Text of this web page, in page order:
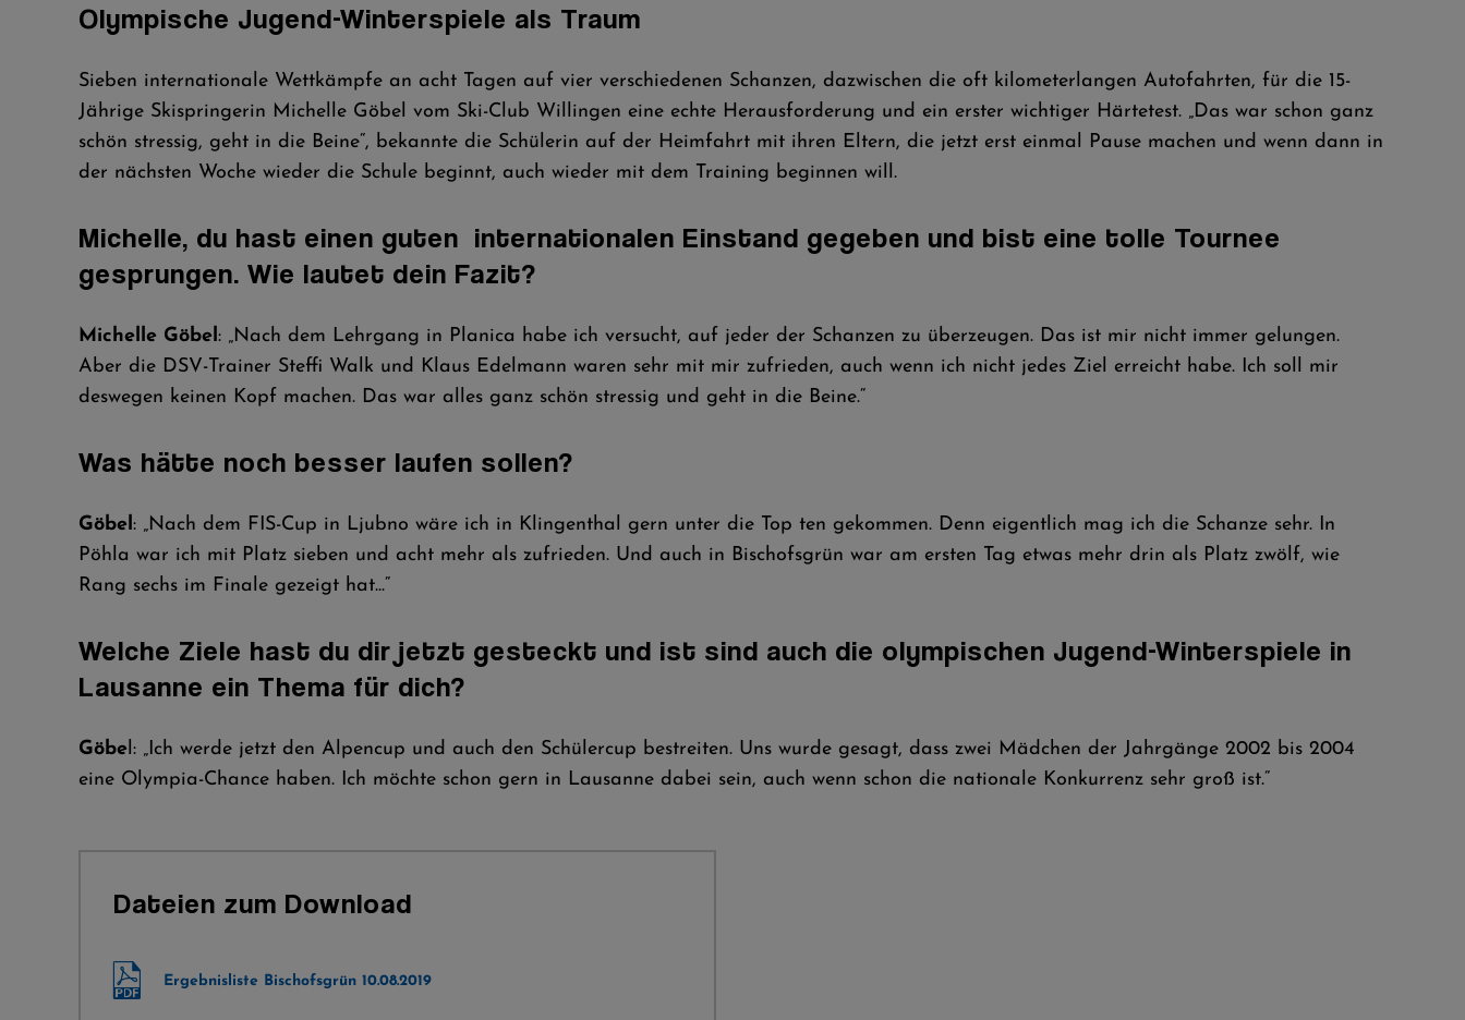
Olympische Jugend-Winterspiele als Traum
Sieben internationale Wettkämpfe an acht Tagen auf vier verschiedenen Schanzen, dazwischen die oft kilometerlangen Autofahrten, für die 15-
Jährige Skispringerin Michelle Göbel vom Ski-Club Willingen eine echte Herausforderung und ein erster wichtiger Härtetest. „Das war schon ganz
schön stressig, geht in die Beine“, bekannte die Schülerin auf der Heimfahrt mit ihren Eltern, die jetzt erst einmal Pause machen und wenn dann in
der nächsten Woche wieder die Schule beginnt, auch wieder mit dem Training beginnen will.
Michelle, du hast einen guten internationalen Einstand gegeben und bist eine tolle Tournee
gesprungen. Wie lautet dein Fazit?
Michelle Göbel: „Nach dem Lehrgang in Planica habe ich versucht, auf jeder der Schanzen zu überzeugen. Das ist mir nicht immer gelungen.
Aber die DSV-Trainer Steffi Walk und Klaus Edelmann waren sehr mit mir zufrieden, auch wenn ich nicht jedes Ziel erreicht habe. Ich soll mir
deswegen keinen Kopf machen. Das war alles ganz schön stressig und geht in die Beine.“
Was hätte noch besser laufen sollen?
Göbel: „Nach dem FIS-Cup in Ljubno wäre ich in Klingenthal gern unter die Top ten gekommen. Denn eigentlich mag ich die Schanze sehr. In
Pöhla war ich mit Platz sieben und acht mehr als zufrieden. Und auch in Bischofsgrün war am ersten Tag etwas mehr drin als Platz zwölf, wie
Rang sechs im Finale gezeigt hat...“
Welche Ziele hast du dir jetzt gesteckt und ist sind auch die olympischen Jugend-Winterspiele in
Lausanne ein Thema für dich?
Göbel: „Ich werde jetzt den Alpencup und auch den Schülercup bestreiten. Uns wurde gesagt, dass zwei Mädchen der Jahrgänge 2002 bis 2004
eine Olympia-Chance haben. Ich möchte schon gern in Lausanne dabei sein, auch wenn schon die nationale Konkurrenz sehr groß ist.“
Dateien zum Download
Ergebnisliste Bischofsgrün 10.08.2019